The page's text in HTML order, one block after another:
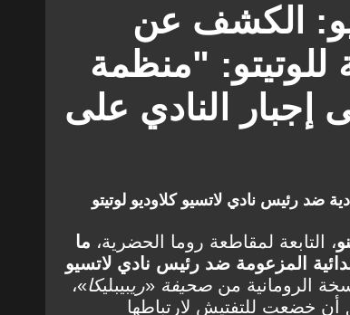
الكشف عن
للوتيتو: "منظمة
النادي على
ضد رئيس نادي لاتسيو كلاوديو لوتيتو
، التابعة لمقاطعة روما الحضرية، ما
المزعومة ضد رئيس نادي لاتسيو
الرومانية من صحيفة «ريبيبليكا»،
خضعت للتفتيش لارتباطها